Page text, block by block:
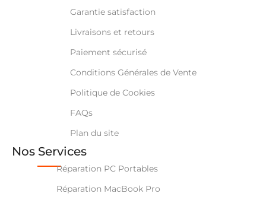
Garantie satisfaction
Livraisons et retours
Paiement sécurisé
Conditions Générales de Vente
Politique de Cookies
FAQs
Plan du site
Nos Services
Réparation PC Portables
Réparation MacBook Pro